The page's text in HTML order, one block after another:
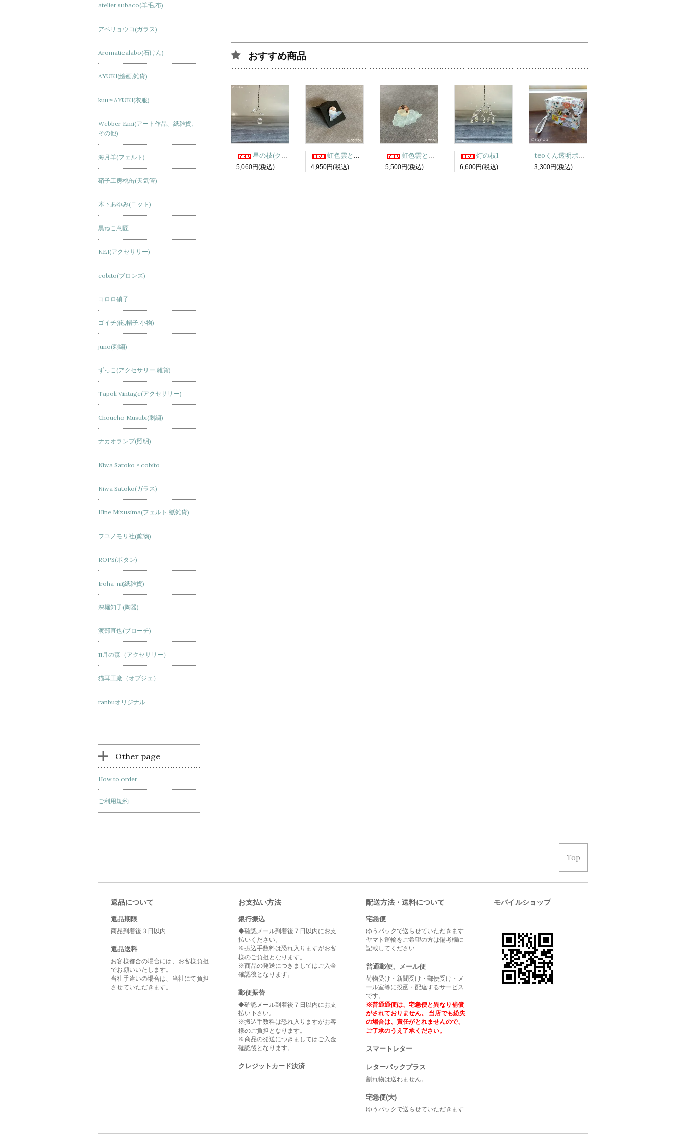
おすすめ商品
星の枝(クリア) サンキャッチャー
5,060円(税込)
虹色雲と月ピアス1
4,950円(税込)
虹色雲と月ピンバッチ3
5,500円(税込)
灯の枝1
6,600円(税込)
teoくん透明ポーチ
3,300円(税込)
atelier subaco(羊毛,布)
アベリョウコ(ガラス)
Aromaticalabo(石けん)
AYUKI(絵画,雑貨)
kuu∞AYUKI(衣服)
Webber Emi(アート作品、紙雑貨、
その他)
海月羊(フェルト)
硝子工房桃缶(天気管)
木下あゆみ(ニット)
黒ねこ意匠
KEI(アクセサリー)
cobito(ブロンズ)
コロロ硝子
ゴイチ(鞄,帽子.小物)
juno(刺繍)
ずっこ(アクセサリー,雑貨)
Tapoli Vintage(アクセサリー)
Choucho Musubi(刺繍)
ナカオランプ(照明)
Niwa Satoko × cobito
Niwa Satoko(ガラス)
Hine Mizusima(フェルト,紙雑貨)
フユノモリ社(鉱物)
ROPS(ボタン)
Iroha-ni(紙雑貨)
深堀知子(陶器)
渡部直也(ブローチ)
11月の森（アクセサリー）
猫耳工廠（オブジェ）
ranbuオリジナル
Other page
How to order
ご利用規約
Top
返品について
返品期限
商品到着後３日以内
返品送料
お客様都合の場合には、お客様負担
でお願いいたします。
当社手違いの場合は、当社にて負担
させていただきます。
お支払い方法
銀行振込
◆確認メール到着後７日以内にお支
払いください。
※振込手数料は恐れ入りますがお客
様のご負担となります。
※商品の発送につきましてはご入金
確認後となります。
郵便振替
◆確認メール到着後７日以内にお支
払い下さい。
※振込手数料は恐れ入りますがお客
様のご負担となります。
※商品の発送につきましてはご入金
確認後となります。
クレジットカード決済
配送方法・送料について
宅急便
ゆうパックで送らせていただきます
ヤマト運輸をご希望の方は備考欄に
記載してください
普通郵便、メール便
荷物受け・新聞受け・郵便受け・メ
ール室等に投函・配達するサービス
です。
※普通通便は、宅急便と異なり補償
がされておりません。 当店でも紛失
の場合は、責任がとれませんので、
ご了承のうえ了承ください。
スマートレター
レターパックプラス
割れ物は送れません。
宅急便(大)
ゆうパックで送らせていただきます
モバイルショップ